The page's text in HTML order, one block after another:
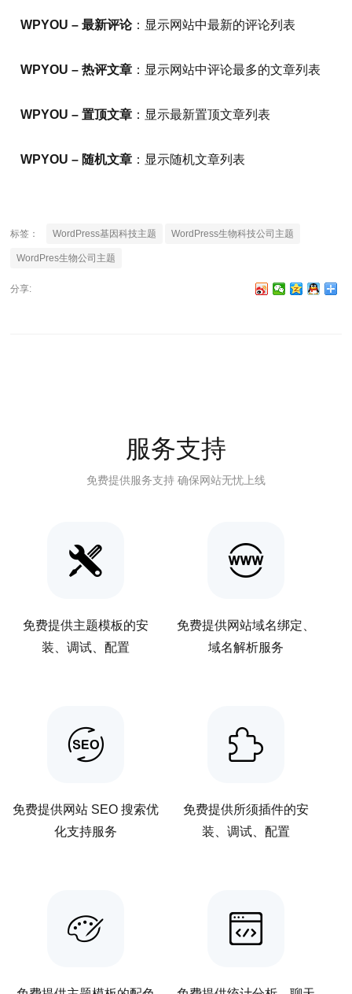
WPYOU – 最新评论：显示网站中最新的评论列表
WPYOU – 热评文章 ：显示网站中评论最多的文章列表
WPYOU – 置顶文章 ：显示最新置顶文章列表
WPYOU – 随机文章 ：显示随机文章列表
标签： WordPress基因科技主题 WordPress生物科技公司主题
WordPres生物公司主题
分享:
服务支持
免费提供服务支持 确保网站无忧上线
免费提供主题模板的安
装、调试、配置
免费提供网站域名绑定、
域名解析服务
免费提供网站 SEO 搜索优
化支持服务
免费提供所须插件的安
装、调试、配置